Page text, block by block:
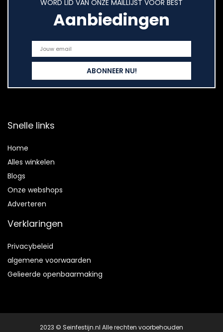
WORD LID VAN ONZE MAILLIJST VOOR BEST
Aanbiedingen
Snelle links
Home
Alles winkelen
Blogs
Onze webshops
Adverteren
Verklaringen
Privacybeleid
algemene voorwaarden
Gelieerde openbaarmaking
2023 © Seinfestijn.nl Alle rechten voorbehouden